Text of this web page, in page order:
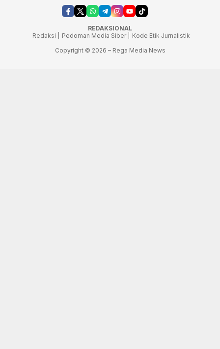
REDAKSIONAL
Redaksi |
Pedoman Media Siber |
Kode Etik Jurnalistik
Copyright © 2026 – Rega Media News